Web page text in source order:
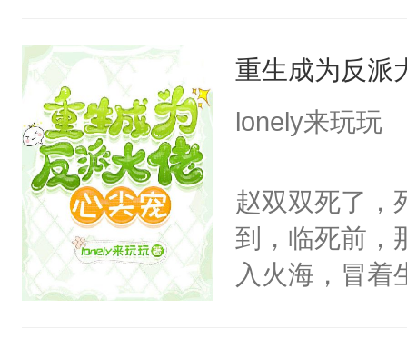
决心：死缠烂
好了身体，也
年后赵知年回
狠手辣的心机
的其他人......
——为什么她
小狗脱不开干
重生成为反派
lonely来玩玩
赵双双死了，
到，临死前，
入火海，冒着